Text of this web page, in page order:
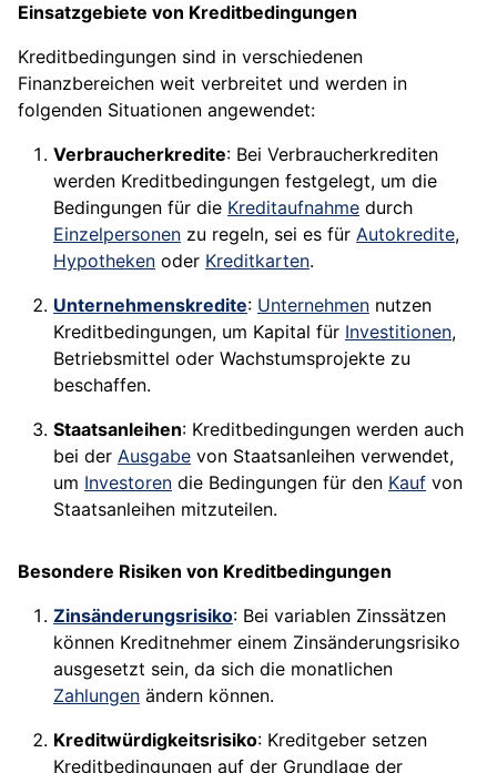
Einsatzgebiete von Kreditbedingungen
Kreditbedingungen sind in verschiedenen
Finanzbereichen weit verbreitet und werden in
folgenden Situationen angewendet:
Verbraucherkredite: Bei Verbraucherkrediten
werden Kreditbedingungen festgelegt, um die
Bedingungen für die Kreditaufnahme durch
Einzelpersonen zu regeln, sei es für Autokredite,
Hypotheken oder Kreditkarten.
Unternehmenskredite: Unternehmen nutzen
Kreditbedingungen, um Kapital für Investitionen,
Betriebsmittel oder Wachstumsprojekte zu
beschaffen.
Staatsanleihen: Kreditbedingungen werden auch
bei der Ausgabe von Staatsanleihen verwendet,
um Investoren die Bedingungen für den Kauf von
Staatsanleihen mitzuteilen.
Besondere Risiken von Kreditbedingungen
Zinsänderungsrisiko: Bei variablen Zinssätzen
können Kreditnehmer einem Zinsänderungsrisiko
ausgesetzt sein, da sich die monatlichen
Zahlungen ändern können.
Kreditwürdigkeitsrisiko: Kreditgeber setzen
Kreditbedingungen auf der Grundlage der